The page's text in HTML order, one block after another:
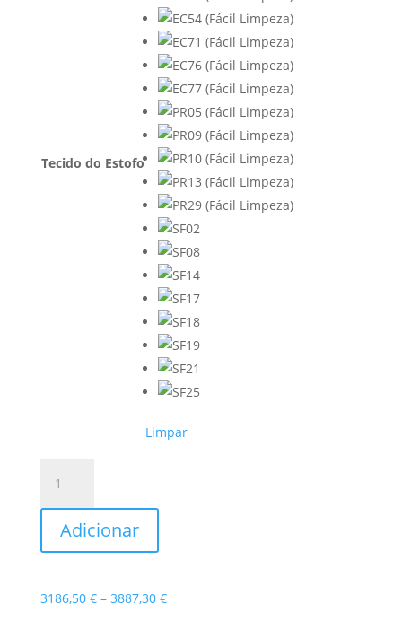
Tecido do Estofo
Limpar
Sofá
Canto
Adicionar
3186,50 € – 3887,30 €Price